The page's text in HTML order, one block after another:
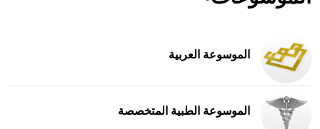
الموسوعة العربية
الموسوعة الطبية المتخصصة